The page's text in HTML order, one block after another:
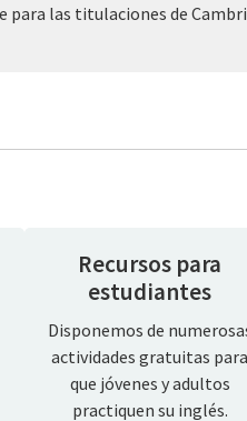
para las titulaciones de
Recursos para
estudiantes
Disponemos de
actividades gratuitas para
que jóvenes y adultos
practiquen su inglés.